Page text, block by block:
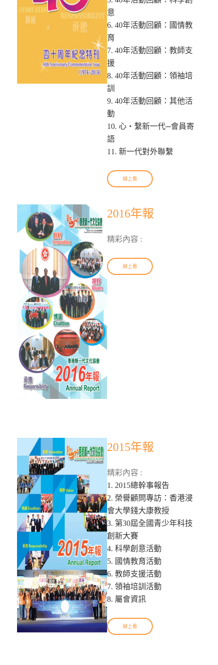
意
6. 40年活動回顧：國情教
育
7. 40年活動回顧：教師支
援
8. 40年活動回顧：領袖培
訓
9. 40年活動回顧：其他活
動
10. 心‧繫新一代─會員寄
語
11. 新一代對外聯繫
線上看
2016年報
精彩內容 :
線上看
2015年報
精彩內容 :
1. 2015總幹事報告
2. 榮譽顧問專訪：香港浸
會大學錢大康教授
3. 第30屆全國青少年科技
創新大賽
4. 科學創意活動
5. 國情教育活動
6. 教師支援活動
7. 領袖培訓活動
8. 屬會資訊
線上看